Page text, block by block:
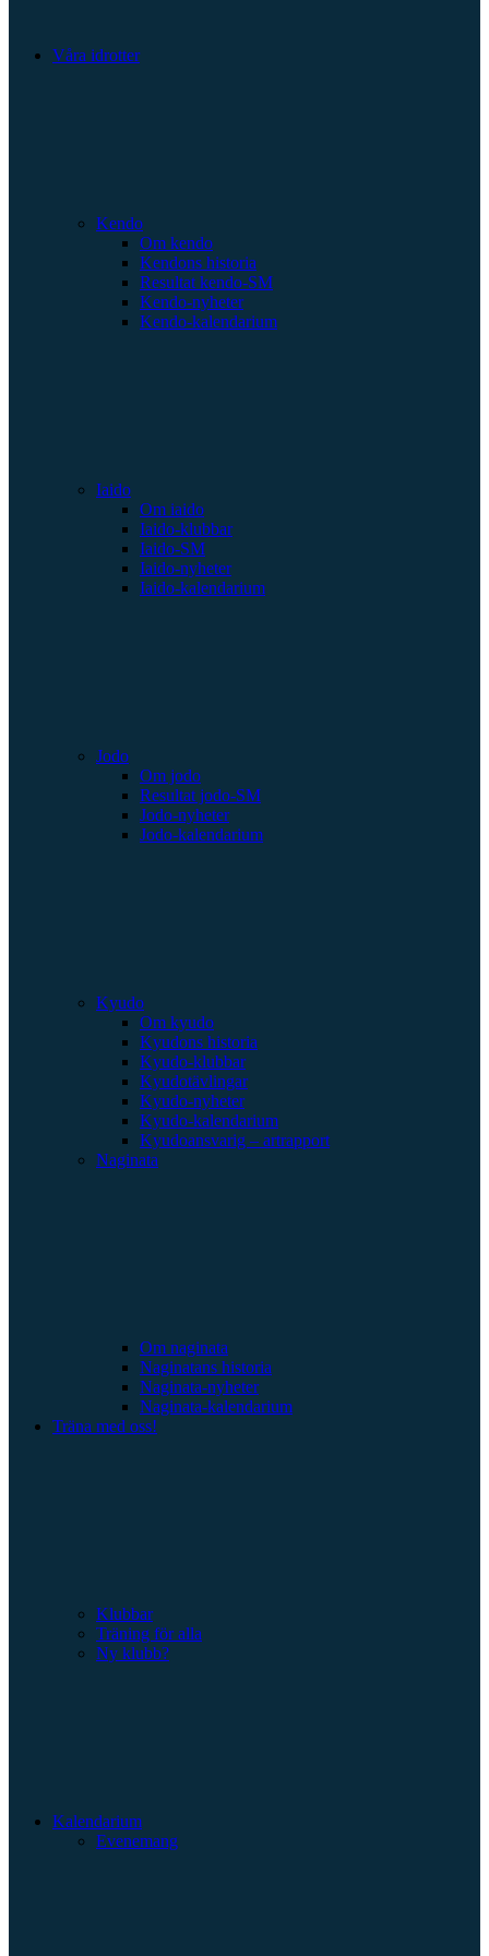
Våra idrotter
Kendo
Om kendo
Kendons historia
Resultat kendo-SM
Kendo-nyheter
Kendo-kalendarium
Iaido
Om iaido
Iaido-klubbar
Iaido-SM
Iaido-nyheter
Iaido-kalendarium
Jodo
Om jodo
Resultat jodo-SM
Jodo-nyheter
Jodo-kalendarium
Kyudo
Om kyudo
Kyudons historia
Kyudo-klubbar
Kyudotävlingar
Kyudo-nyheter
Kyudo-kalendarium
Kyudoansvarig – artrapport
Naginata
Om naginata
Naginatans historia
Naginata-nyheter
Naginata-kalendarium
Träna med oss!
Klubbar
Träning för alla
Ny klubb?
Kalendarium
Evenemang